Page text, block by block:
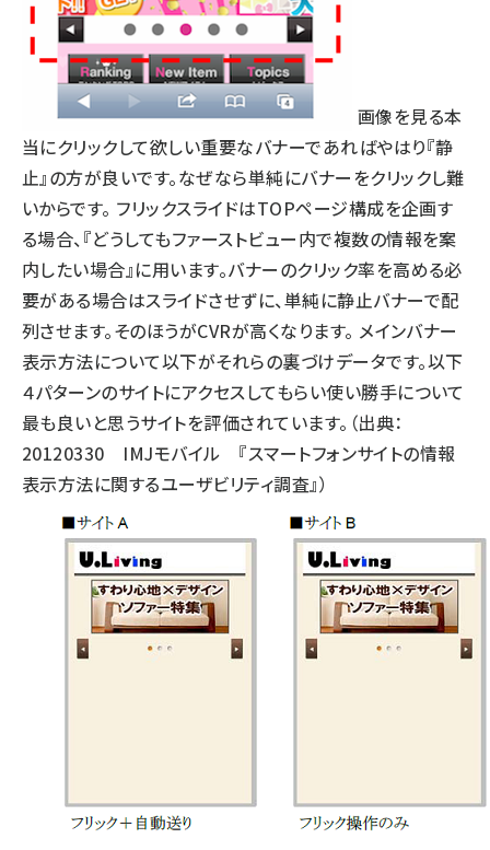
画像を見る本
当にクリックして欲しい重要なバナーであればやはり『静
止』の方が良いです。なぜなら単純にバナーをクリックし難
いからです。 フリックスライドはTOPページ構成を企画す
る場合、『どうしてもファーストビュー内で複数の情報を案
内したい場合』に用います。バナーのクリック率を高める必
要がある場合はスライドさせずに、単純に静止バナーで配
列させます。そのほうがCVRが高くなります。 メインバナー
表示方法について以下がそれらの裏づけデータです。以下
４パターンのサイトにアクセスしてもらい使い勝手について
最も良いと思うサイトを評価されています。（出典：
20120330 IMJモバイル 『スマートフォンサイトの情報
表示方法に関するユーザビリティ調査』）